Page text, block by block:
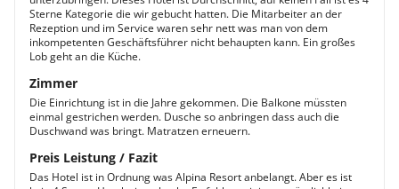
Sterne Kategorie die wir gebucht hatten. Die Mitarbeiter an der
Rezeption und im Service waren sehr nett was man von dem
inkompetenten Geschäftsführer nicht behaupten kann. Ein großes
Lob geht an die Küche.
Zimmer
Die Einrichtung ist in die Jahre gekommen. Die Balkone müssten
einmal gestrichen werden. Dusche so anbringen dass auch die
Duschwand was bringt. Matratzen erneuern.
Preis Leistung / Fazit
Das Hotel ist in Ordnung was Alpina Resort anbelangt. Aber es ist